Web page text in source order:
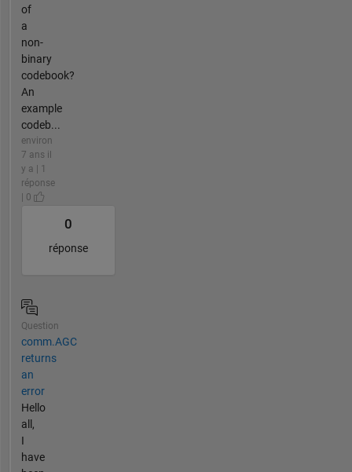
of
a
non-
binary
codebook?
An
example
codeb...
environ
7 ans il
y a | 1
réponse
| 0
0
réponse
Question
comm.AGC
returns
an
error
Hello
all,
I
have